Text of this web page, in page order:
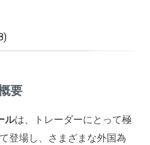
要
ルは、トレーダーにとって極
登場し、さまざまな外国為